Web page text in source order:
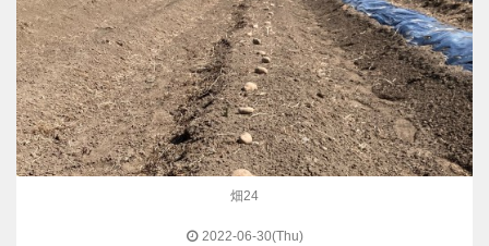
畑24
2022-06-30(Thu)